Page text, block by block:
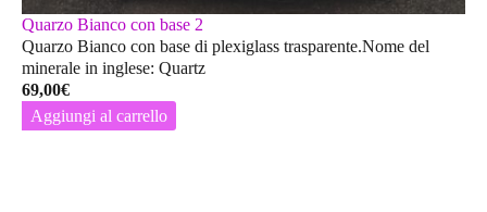
Quarzo Bianco con base 2
Quarzo Bianco con base di plexiglass trasparente.Nome del
minerale in inglese: Quartz
69,00€
Aggiungi al carrello